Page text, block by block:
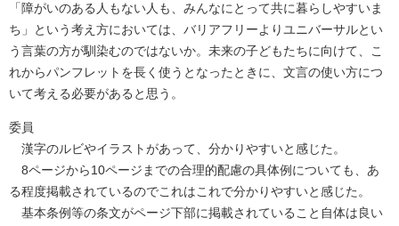
「障がいのある人もない人も、みんなにとって共に暮らしやすいま
ち」という考え方においては、バリアフリーよりユニバーサルとい
う言葉の方が馴染むのではないか。未来の子どもたちに向けて、こ
れからパンフレットを長く使うとなったときに、文言の使い方につ
いて考える必要があると思う。
委員
漢字のルビやイラストがあって、分かりやすいと感じた。
8ページから10ページまでの合理的配慮の具体例についても、あ
る程度掲載されているのでこれはこれで分かりやすいと感じた。
基本条例等の条文がページ下部に掲載されていること自体は良い